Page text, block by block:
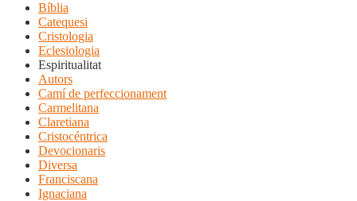
Bíblia
Catequesi
Cristologia
Eclesiologia
Espiritualitat
Autors
Camí de perfeccionament
Carmelitana
Claretiana
Cristocéntrica
Devocionaris
Diversa
Franciscana
Ignaciana